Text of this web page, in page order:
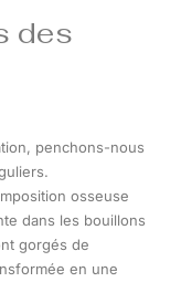
des
penchons-nous
osseuse
dans les bouillons
gorgés de
en une